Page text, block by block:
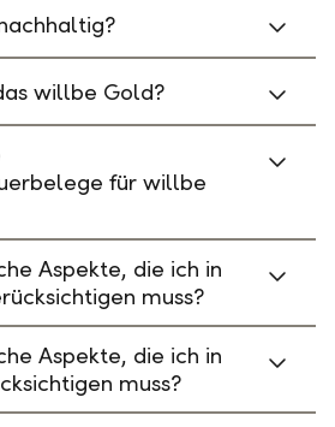
willbe Gold?
für willbe
Aspekte, die ich in
muss?
Aspekte, die ich in
muss?